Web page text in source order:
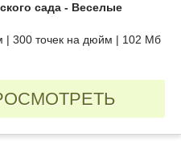
сада - Веселые
| 300 точек на дюйм | 102 Мб